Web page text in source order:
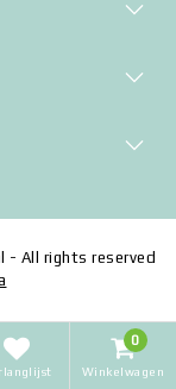
- All rights reserved
0
Winkelwagen